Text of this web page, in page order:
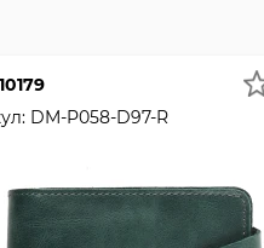
DM-P058-D97-R